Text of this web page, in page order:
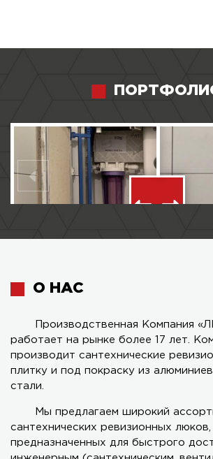
Серия AL-KR
О НАС
Производственная Компания
работает на рынке более 17 лет.
производит сантехнические
плитку и под покраску из
стали.
Мы предлагаем широкий
сантехнических ревизионных люков,
предназначенных для быстрого